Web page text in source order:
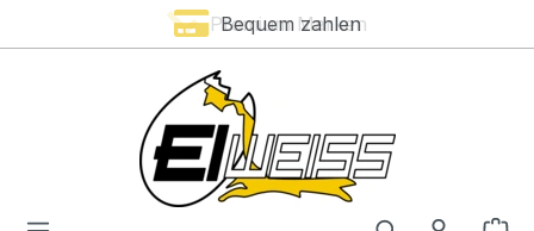
Premium Marken
Bequem zahlen